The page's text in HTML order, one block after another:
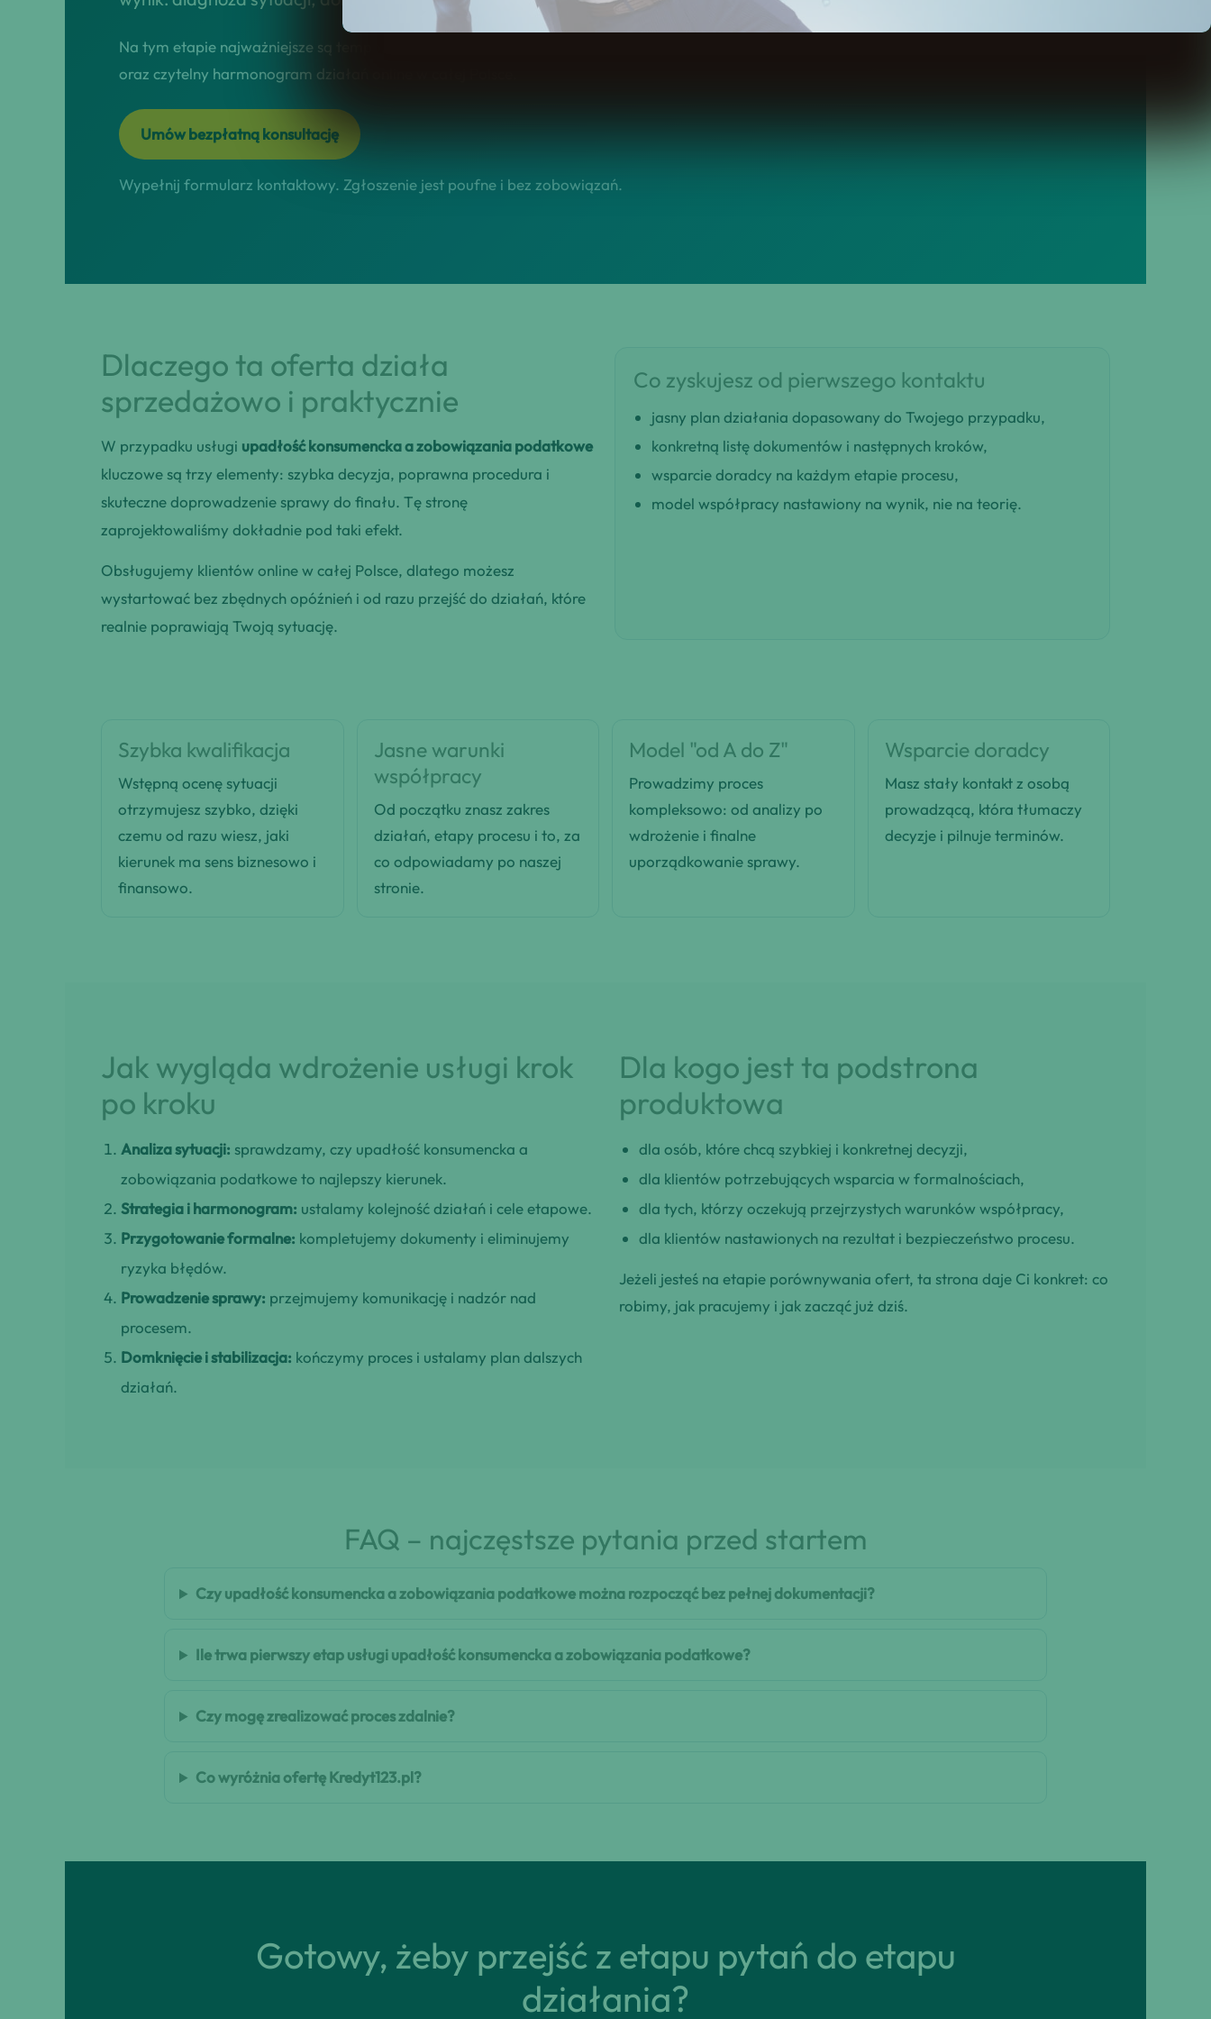
Na tym etapie najważniejsze są tempo, transparentność i bezpieczeństwo decyzji. Dlatego od początku dostajesz opiekę doradcy
oraz czytelny harmonogram działań online w całej Polsce.
Umów bezpłatną konsultację
Wypełnij formularz kontaktowy. Zgłoszenie jest poufne i bez zobowiązań.
Dlaczego ta oferta działa
sprzedażowo i praktycznie
W przypadku usługi upadłość konsumencka a zobowiązania podatkowe
kluczowe są trzy elementy: szybka decyzja, poprawna procedura i
skuteczne doprowadzenie sprawy do finału. Tę stronę
zaprojektowaliśmy dokładnie pod taki efekt.
Obsługujemy klientów online w całej Polsce, dlatego możesz
wystartować bez zbędnych opóźnień i od razu przejść do działań, które
realnie poprawiają Twoją sytuację.
Co zyskujesz od pierwszego kontaktu
jasny plan działania dopasowany do Twojego przypadku,
konkretną listę dokumentów i następnych kroków,
wsparcie doradcy na każdym etapie procesu,
model współpracy nastawiony na wynik, nie na teorię.
Szybka kwalifikacja
Wstępną ocenę sytuacji
otrzymujesz szybko, dzięki
czemu od razu wiesz, jaki
kierunek ma sens biznesowo i
finansowo.
Jasne warunki
współpracy
Od początku znasz zakres
działań, etapy procesu i to, za
co odpowiadamy po naszej
stronie.
Model "od A do Z"
Prowadzimy proces
kompleksowo: od analizy po
wdrożenie i finalne
uporządkowanie sprawy.
Wsparcie doradcy
Masz stały kontakt z osobą
prowadzącą, która tłumaczy
decyzje i pilnuje terminów.
Jak wygląda wdrożenie usługi krok
po kroku
Analiza sytuacji: sprawdzamy, czy upadłość konsumencka a
zobowiązania podatkowe to najlepszy kierunek.
Strategia i harmonogram: ustalamy kolejność działań i cele etapowe.
Przygotowanie formalne: kompletujemy dokumenty i eliminujemy
ryzyka błędów.
Prowadzenie sprawy: przejmujemy komunikację i nadzór nad
procesem.
Domknięcie i stabilizacja: kończymy proces i ustalamy plan dalszych
działań.
Dla kogo jest ta podstrona
produktowa
dla osób, które chcą szybkiej i konkretnej decyzji,
dla klientów potrzebujących wsparcia w formalnościach,
dla tych, którzy oczekują przejrzystych warunków współpracy,
dla klientów nastawionych na rezultat i bezpieczeństwo procesu.
Jeżeli jesteś na etapie porównywania ofert, ta strona daje Ci konkret: co
robimy, jak pracujemy i jak zacząć już dziś.
FAQ – najczęstsze pytania przed startem
Czy upadłość konsumencka a zobowiązania podatkowe można rozpocząć bez pełnej dokumentacji?
Ile trwa pierwszy etap usługi upadłość konsumencka a zobowiązania podatkowe?
Czy mogę zrealizować proces zdalnie?
Co wyróżnia ofertę Kredyt123.pl?
Gotowy, żeby przejść z etapu pytań do etapu
działania?